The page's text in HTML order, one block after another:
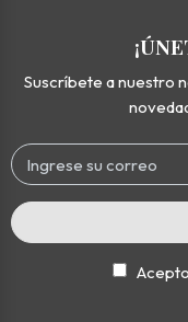
Suscríbete a nuestro